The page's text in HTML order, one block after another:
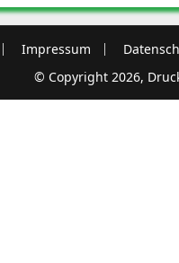
Impressum
© Copyright 2026,